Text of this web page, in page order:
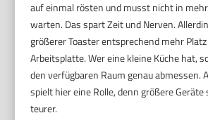
auf einmal rösten und musst nicht in
warten. Das spart Zeit und Nerven.
größerer Toaster entsprechend mehr
Arbeitsplatte. Wer eine kleine Küche hat,
den verfügbaren Raum genau abmessen.
spielt hier eine Rolle, denn größere
teurer.